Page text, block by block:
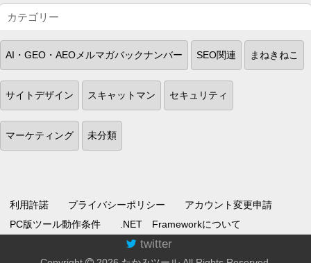
(18)
カテゴリー
AI・GEO・AEOメルマガバックナンバー SEO関連 まねきねこ
サイトデザイン スキャットマン セキュリティ
マーケティング 未分類
利用許諾 プライバシーポリシー
アカウント変更申請
PC版ツール動作条件
.NET Frameworkについて
twitter